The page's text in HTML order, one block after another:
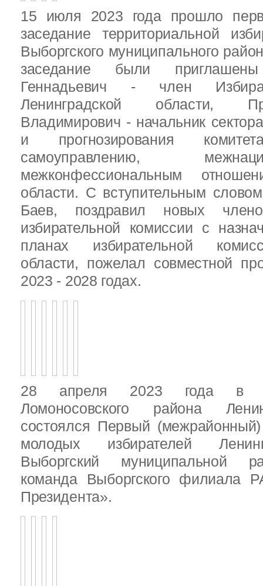
15 июля 2023 года прошло
заседание территориальной
Выборгского муниципального
заседание были
Геннадьевич - член
Ленинградской области,
Владимирович - начальник
и прогнозирования
самоуправлению,
межконфессиональным
области. С вступительным
Баев, поздравил новых
избирательной комиссии с
планах избирательной
области, пожелал совместной
2023 - 2028 годах.
28 апреля 2023 года в
Ломоносовского района
состоялся Первый
молодых избирателей
Выборгский муниципальной
команда Выборгского филиала
Президента».